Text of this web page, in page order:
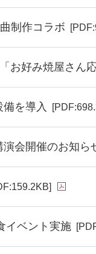
制作コラボ
お好み焼屋さん
を導入
会開催のお知ら
イベント実施